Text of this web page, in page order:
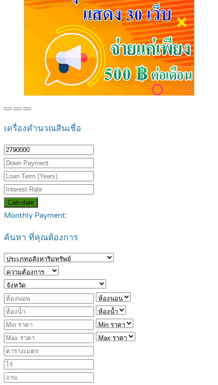
เครื่องคำนวณสินเชื่อ
Calculate
Monthly Payment:
ค้นหา ที่คุณต้องการ